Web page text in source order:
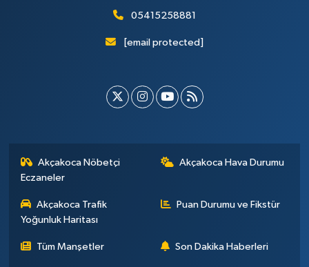
05415258881
[email protected]
Akçakoca Nöbetçi
Eczaneler
Akçakoca Hava Durumu
Akçakoca Trafik
Yoğunluk Haritası
Puan Durumu ve Fikstür
Tüm Manşetler Son Dakika Haberleri